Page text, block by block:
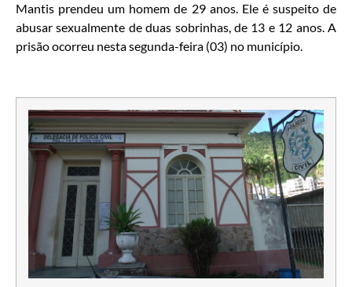
Mantis prendeu um homem de 29 anos. Ele é suspeito de
abusar sexualmente de duas sobrinhas, de 13 e 12 anos. A
prisão ocorreu nesta segunda-feira (03) no município.